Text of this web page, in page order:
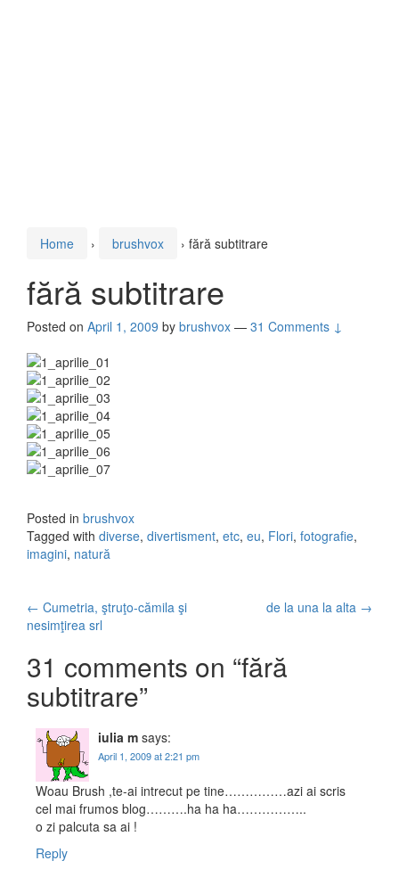
Home › brushvox › fără subtitrare
fără subtitrare
Posted on April 1, 2009 by brushvox — 31 Comments ↓
Posted in brushvox
Tagged with diverse, divertisment, etc, eu, Flori, fotografie,
imagini, natură
Post navigation
← Cumetria, ştruţo-cămila şi
nesimţirea srl
de la una la alta →
31 comments on “fără
subtitrare”
iulia m says:
April 1, 2009 at 2:21 pm
Woau Brush ,te-ai intrecut pe tine……………azi ai scris
cel mai frumos blog……….ha ha ha……………..
o zi palcuta sa ai !
Reply